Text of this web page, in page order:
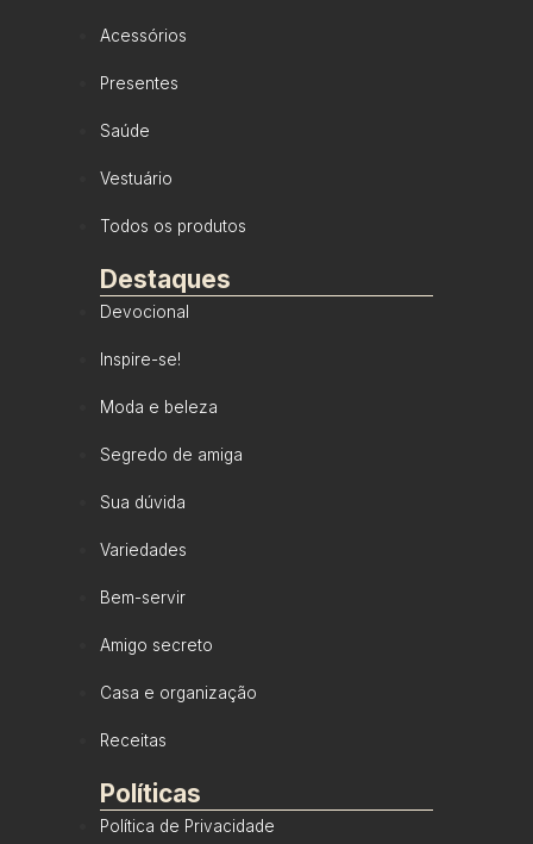
Acessórios
Presentes
Saúde
Vestuário
Todos os produtos
Destaques
Devocional
Inspire-se!
Moda e beleza
Segredo de amiga
Sua dúvida
Variedades
Bem-servir
Amigo secreto
Casa e organização
Receitas
Políticas
Política de Privacidade